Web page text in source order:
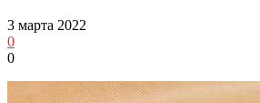
3 марта 2022
0
0